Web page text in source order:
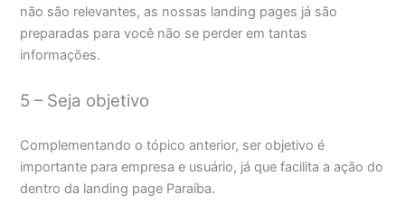
não são relevantes, as nossas landing pages já são
preparadas para você não se perder em tantas
informações.
5 – Seja objetivo
Complementando o tópico anterior, ser objetivo é
importante para empresa e usuário, já que facilita a ação do
dentro da landing page Paraíba.